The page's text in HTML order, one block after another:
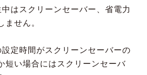
はスクリーンセーバー、省電力
せん。
定時間がスクリーンセーバーの
短い場合にはスクリーンセーバ